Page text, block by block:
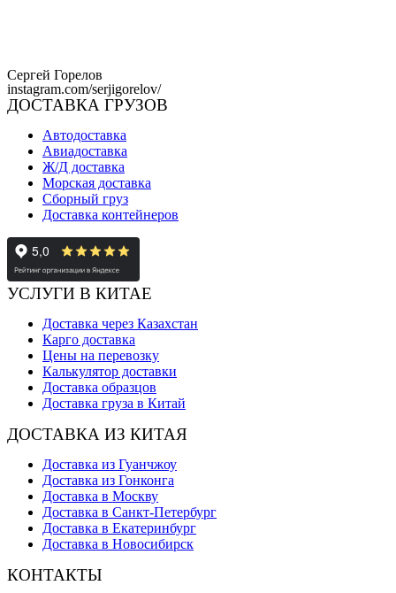
Сергей Горелов
instagram.com/serjigorelov/
ДОСТАВКА ГРУЗОВ
Автодоставка
Авиадоставка
Ж/Д доставка
Морская доставка
Сборный груз
Доставка контейнеров
УСЛУГИ В КИТАЕ
Доставка через Казахстан
Карго доставка
Цены на перевозку
Калькулятор доставки
Доставка образцов
Доставка груза в Китай
ДОСТАВКА ИЗ КИТАЯ
Доставка из Гуанчжоу
Доставка из Гонконга
Доставка в Москву
Доставка в Санкт-Петербург
Доставка в Екатеринбург
Доставка в Новосибирск
КОНТАКТЫ